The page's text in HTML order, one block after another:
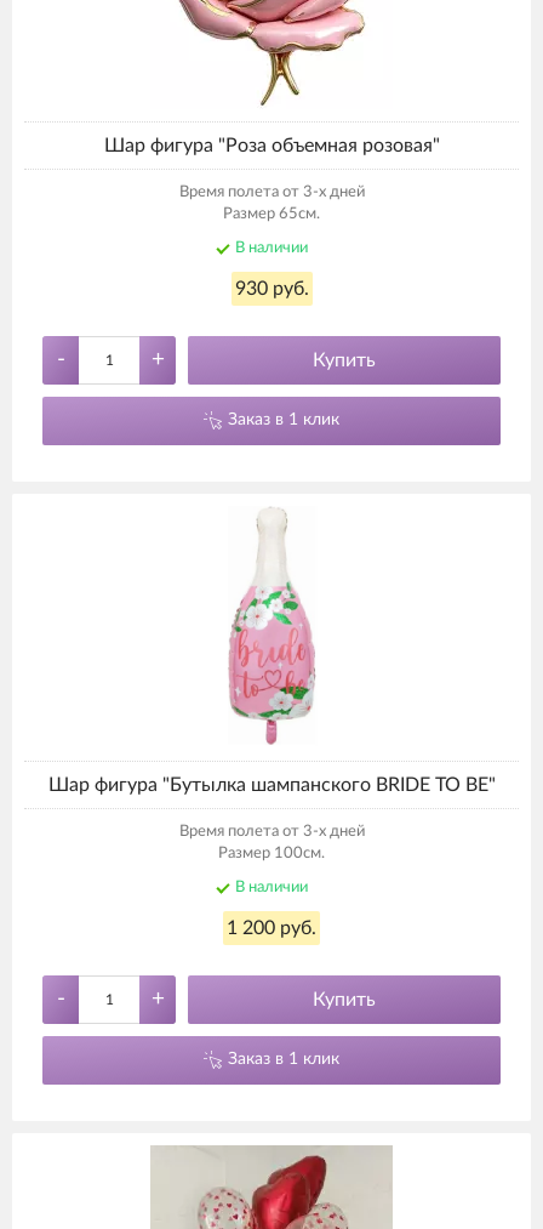
Шар фигура "Роза объемная розовая"
Время полета от 3-х дней
Размер 65см.
В наличии
930 руб.
- + Купить
Заказ в 1 клик
Шар фигура "Бутылка шампанского BRIDE TO BE"
Время полета от 3-х дней
Размер 100см.
В наличии
1 200 руб.
- + Купить
Заказ в 1 клик